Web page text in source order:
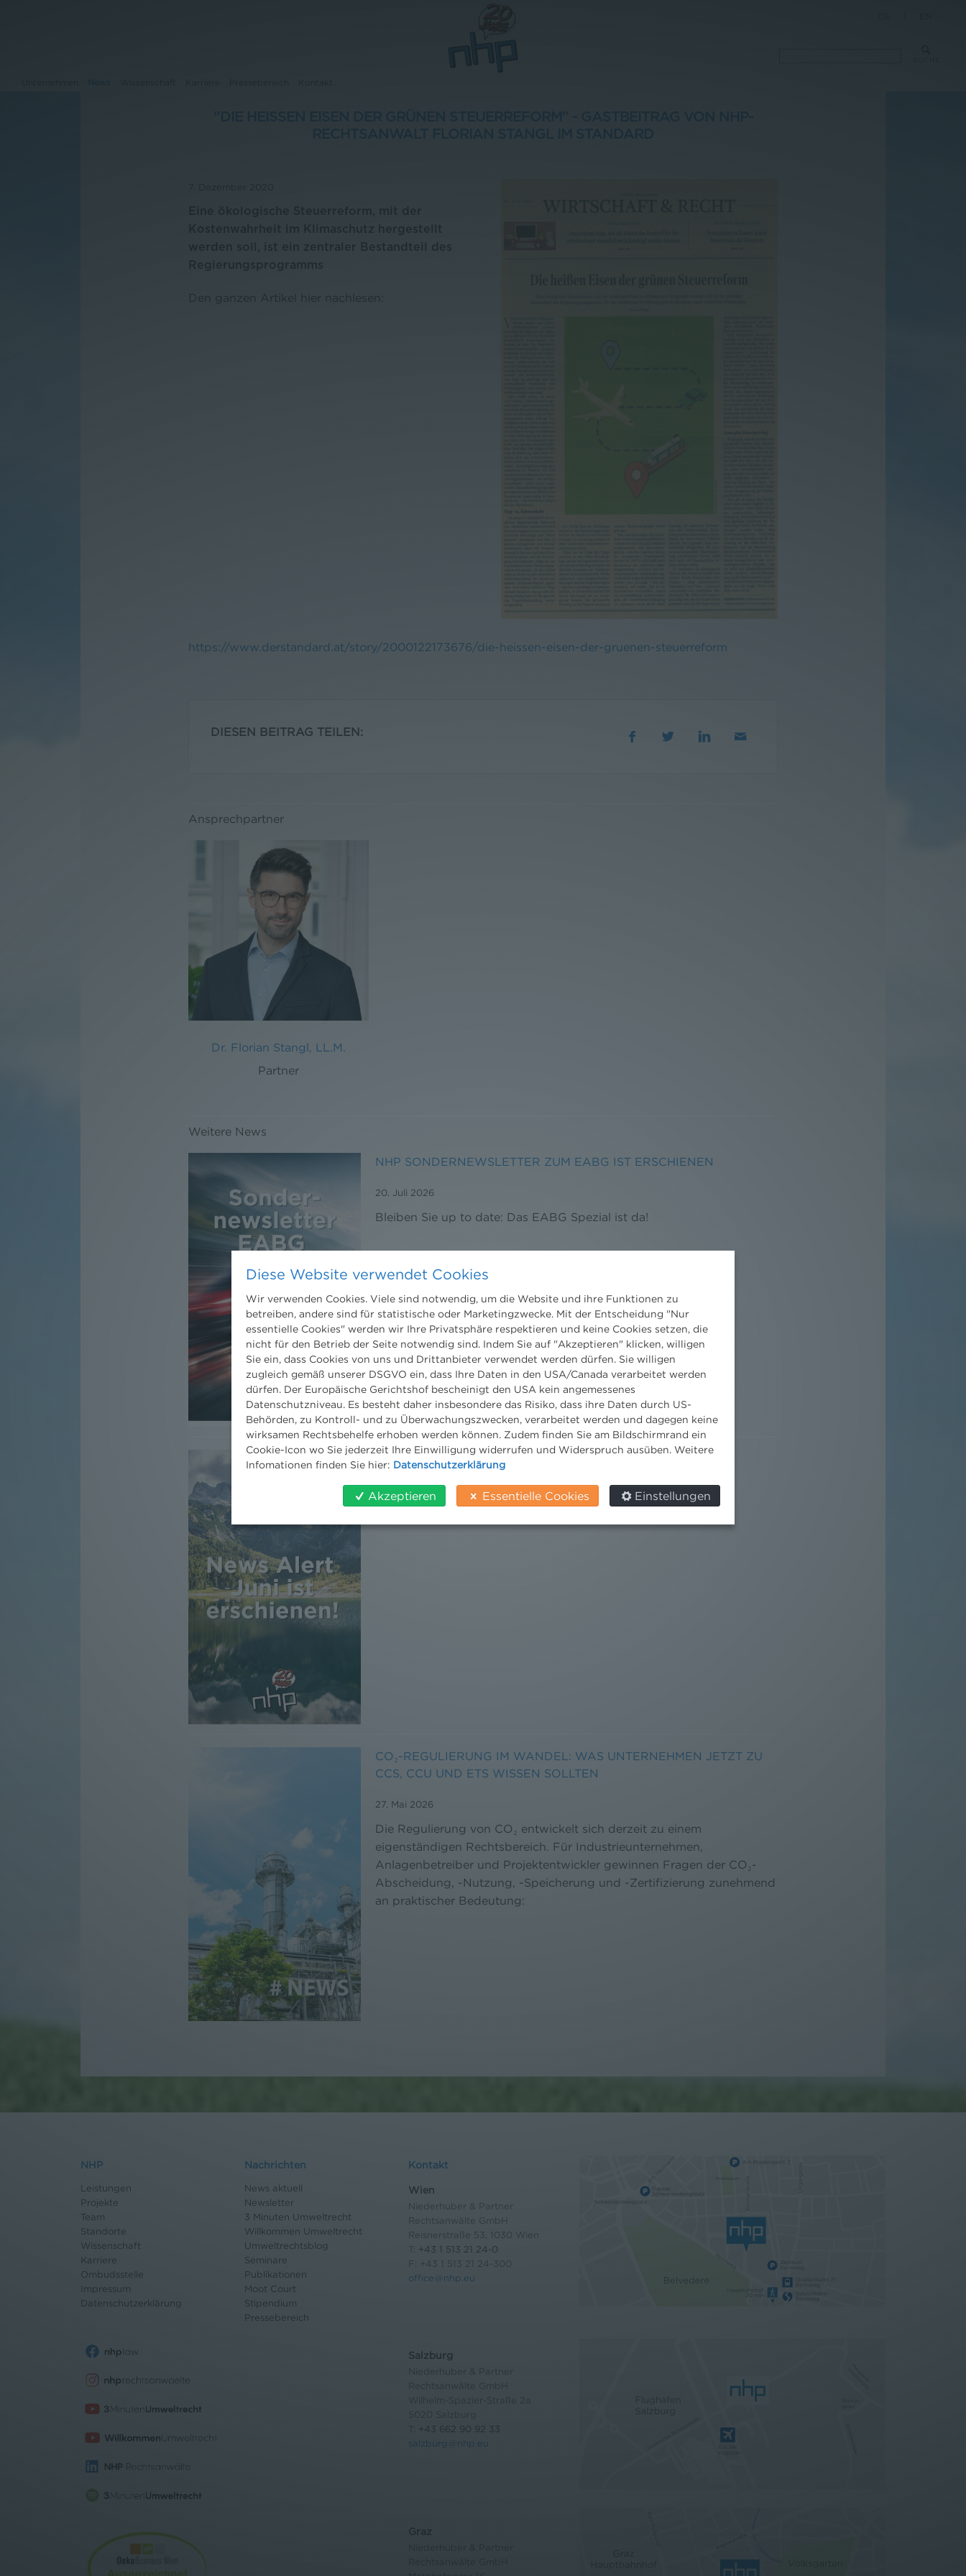
Den ganzen Artikel hier nachlesen:
https://www.derstandard.at/story/2000122173676/die-heissen-eisen-der-gruenen-steuerreform
DIESEN BEITRAG TEILEN:
Ansprechpartner
Dr. Florian Stangl, LL.M.
Partner
Weitere News
NHP SONDERNEWSLETTER ZUM EABG IST ERSCHIENEN
20. Juli 2026
Bleiben Sie up to date: Das EABG Spezial ist da!
DER NEWS ALERT JUNI 2026 IST DA!
18. Juni 2026
CO₂-REGULIERUNG IM WANDEL: WAS UNTERNEHMEN JETZT ZU
CCS, CCU UND ETS WISSEN SOLLTEN
27. Mai 2026
Die Regulierung von CO₂ entwickelt sich derzeit zu einem
eigenständigen Rechtsbereich. Für Industrieunternehmen,
Anlagenbetreiber und Projektentwickler gewinnen Fragen der CO₂-
Abscheidung, -Nutzung, -Speicherung und -Zertifizierung zunehmend
an praktischer Bedeutung:
NHP
Leistungen
Projekte
Team
Standorte
Wissenschaft
Karriere
Ombudsstelle
Impressum
Datenschutzerklärung
Nachrichten
News aktuell
Newsletter
3 Minuten Umweltrecht
Willkommen Umweltrecht
Umweltrechtsblog
Seminare
Publikationen
Moot Court
Stipendium
Pressebereich
Kontakt
Wien
Niederhuber & Partner
Rechtsanwälte GmbH
Reisnerstraße 53, 1030 Wien
T: +43 1 513 21 24-0
F: +43 1 513 21 24-300
office@nhp.eu
Salzburg
Niederhuber & Partner
Rechtsanwälte GmbH
Wilhelm-Spazier-Straße 2a
+43 662 90 92 33
salzburg@nhp.eu
Graz
Diese Website verwendet Cookies
Wir verwenden Cookies. Viele sind notwendig, um die Website und ihre Funktionen zu
betreiben, andere sind für statistische oder Marketingzwecke. Mit der Entscheidung "Nur
essentielle Cookies" werden wir Ihre Privatsphäre respektieren und keine Cookies setzen, die
nicht für den Betrieb der Seite notwendig sind. Indem Sie auf "Akzeptieren" klicken, willigen
Sie ein, dass Cookies von uns und Drittanbieter verwendet werden dürfen. Sie willigen
zugleich gemäß unserer DSGVO ein, dass Ihre Daten in den USA/Canada verarbeitet werden
dürfen. Der Europäische Gerichtshof bescheinigt den USA kein angemessenes
Datenschutzniveau. Es besteht daher insbesondere das Risiko, dass ihre Daten durch US-
Behörden, zu Kontroll- und zu Überwachungszwecken, verarbeitet werden und dagegen keine
wirksamen Rechtsbehelfe erhoben werden können. Zudem finden Sie am Bildschirmrand ein
Cookie-Icon wo Sie jederzeit Ihre Einwilligung widerrufen und Widerspruch ausüben. Weitere
Infomationen finden Sie hier: Datenschutzerklärung
Akzeptieren Essentielle Cookies Einstellungen